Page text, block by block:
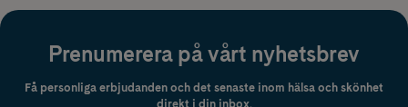
Prenumerera på vårt nyhetsbrev
Få personliga erbjudanden och det senaste inom hälsa och skönhet
direkt i din inbox.